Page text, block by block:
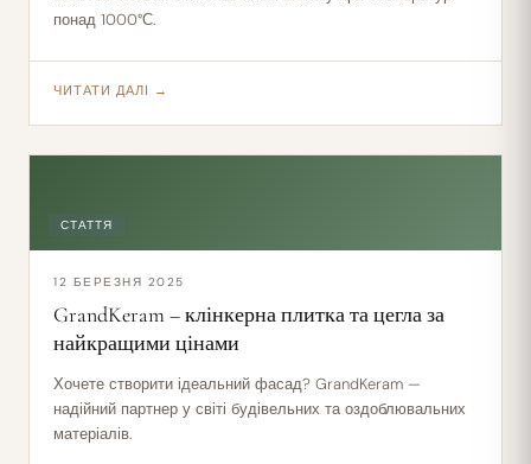
понад 1000°С.
ЧИТАТИ ДАЛІ →
СТАТТЯ
12 БЕРЕЗНЯ 2025
GrandKeram – клінкерна плитка та цегла за
найкращими цінами
Хочете створити ідеальний фасад? GrandKeram —
надійний партнер у світі будівельних та оздоблювальних
матеріалів.